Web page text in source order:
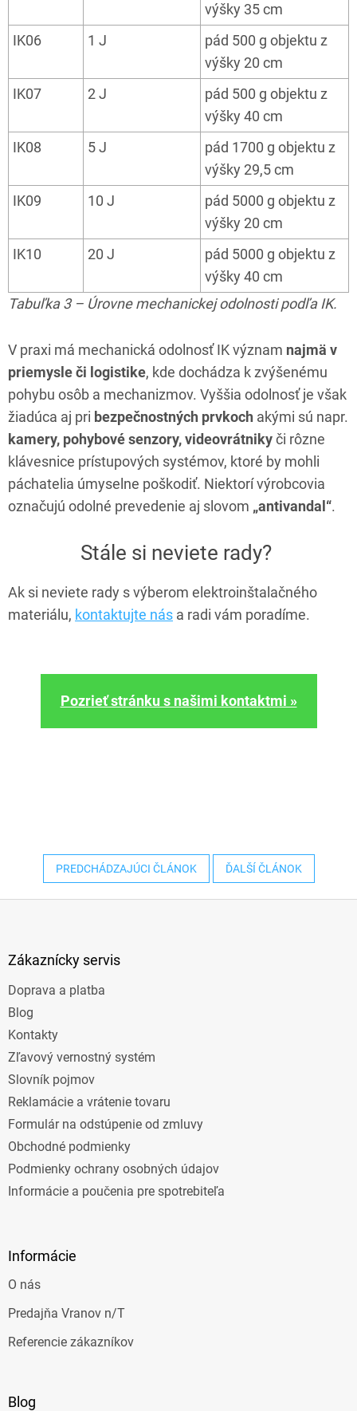
výšky 35 cm
IK06
1 J
pád 500 g objektu z
výšky 20 cm
IK07
2 J
pád 500 g objektu z
výšky 40 cm
IK08
5 J
pád 1700 g objektu z
výšky 29,5 cm
IK09
10 J
pád 5000 g objektu z
výšky 20 cm
IK10
20 J
pád 5000 g objektu z
výšky 40 cm
Tabuľka 3 – Úrovne mechanickej odolnosti podľa IK.
V praxi má mechanická odolnosť IK význam najmä v
priemysle či logistike, kde dochádza k zvýšenému
pohybu osôb a mechanizmov. Vyššia odolnosť je však
žiadúca aj pri bezpečnostných prvkoch akými sú napr.
kamery, pohybové senzory, videovrátnikyči rôzne
klávesnice prístupových systémov, ktoré by mohli
páchatelia úmyselne poškodiť. Niektorí výrobcovia
označujú odolné prevedenie aj slovom „antivandal“.
Stále si neviete rady?
Ak si neviete rady s výberom elektroinštalačného
materiálu, kontaktujte nás a radi vám poradíme.
Pozrieť stránku s našimi kontaktmi »
PREDCHÁDZAJÚCI ČLÁNOK ĎALŠÍ ČLÁNOK
Zákaznícky servis
Doprava a platba
Blog
Kontakty
Zľavový vernostný systém
Slovník pojmov
Reklamácie a vrátenie tovaru
Formulár na odstúpenie od zmluvy
Obchodné podmienky
Podmienky ochrany osobných údajov
Informácie a poučenia pre spotrebiteľa
Informácie
O nás
Predajňa Vranov n/T
Referencie zákazníkov
Blog